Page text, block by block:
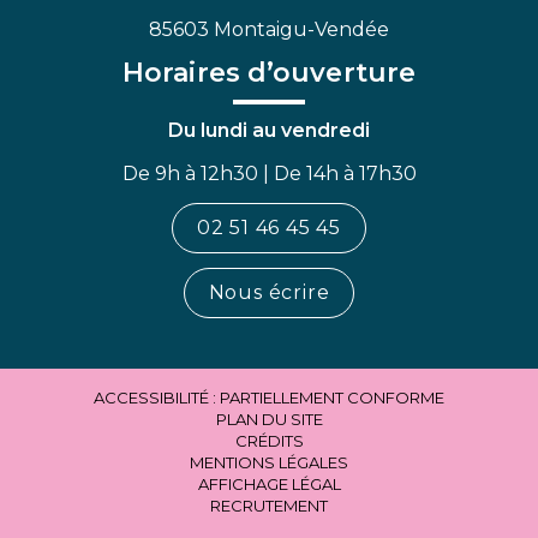
85603 Montaigu-Vendée
Horaires d’ouverture
Du lundi au vendredi
De 9h à 12h30 | De 14h à 17h30
02 51 46 45 45
Nous écrire
ACCESSIBILITÉ : PARTIELLEMENT CONFORME
PLAN DU SITE
CRÉDITS
MENTIONS LÉGALES
AFFICHAGE LÉGAL
RECRUTEMENT